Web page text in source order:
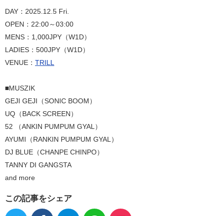
DAY：2025.12.5 Fri.
OPEN：22:00～03:00
MENS：1,000JPY（W1D）
LADIES：500JPY（W1D）
VENUE： TRILL
■MUSZIK
GEJI GEJI（SONIC BOOM）
UQ（BACK SCREEN）
52 （ANKIN PUMPUM GYAL）
AYUMI（RANKIN PUMPUM GYAL）
DJ BLUE（CHANPE CHINPO）
TANNY DI GANGSTA
and more
この記事をシェア